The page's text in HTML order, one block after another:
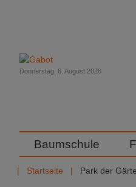
Donnerstag, 6. August 2026
Baumschule
Startseite Park der